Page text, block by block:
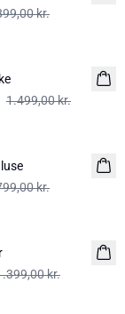
kr.
1.499,00 kr.
kr.
kr.